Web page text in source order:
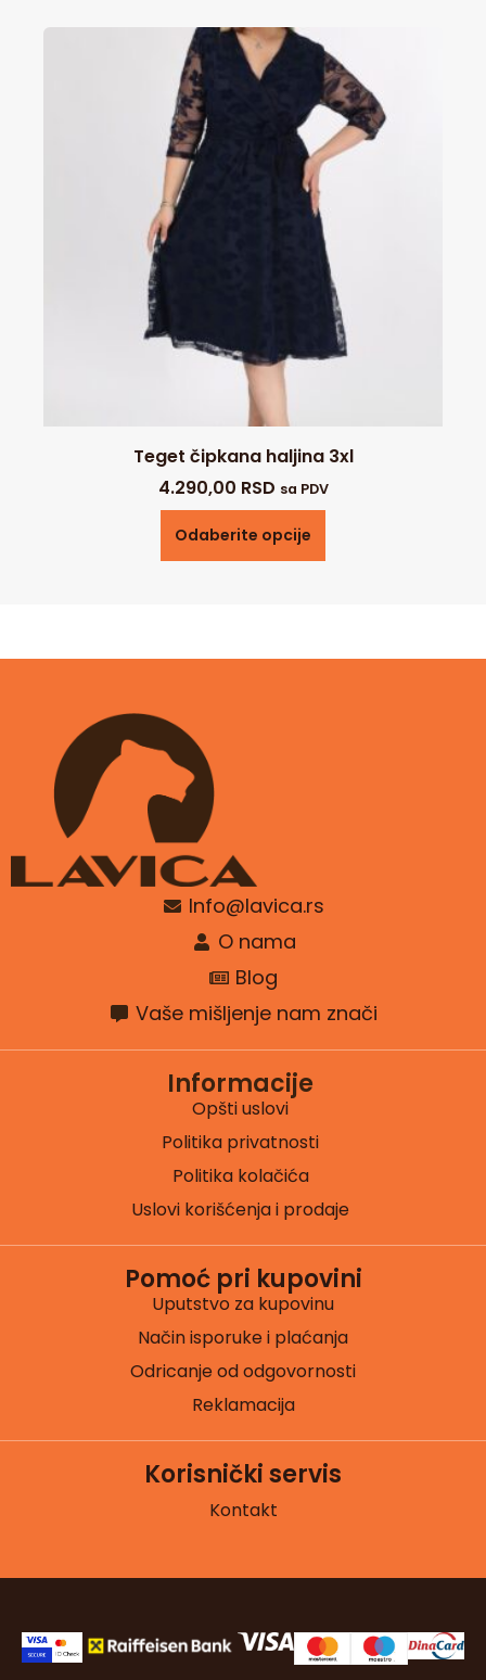
Teget čipkana haljina 3xl
4.290,00 RSD sa PDV
Odaberite opcije
Info@lavica.rs
O nama
Blog
Vaše mišljenje nam znači
Informacije
Opšti uslovi
Politika privatnosti
Politika kolačića
Uslovi korišćenja i prodaje
Pomoć pri kupovini
Uputstvo za kupovinu
Način isporuke i plaćanja
Odricanje od odgovornosti
Reklamacija
Korisnički servis
Kontakt